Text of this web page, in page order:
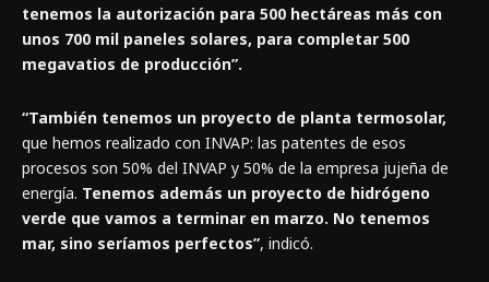
tenemos la autorización para 500 hectáreas más con
unos 700 mil paneles solares, para completar 500
megavatios de producción”.
“También tenemos un proyecto de planta termosolar,
que hemos realizado con INVAP: las patentes de esos
procesos son 50% del INVAP y 50% de la empresa jujeña de
energía. Tenemos además un proyecto de hidrógeno
verde que vamos a terminar en marzo. No tenemos
mar, sino seríamos perfectos”, indicó.